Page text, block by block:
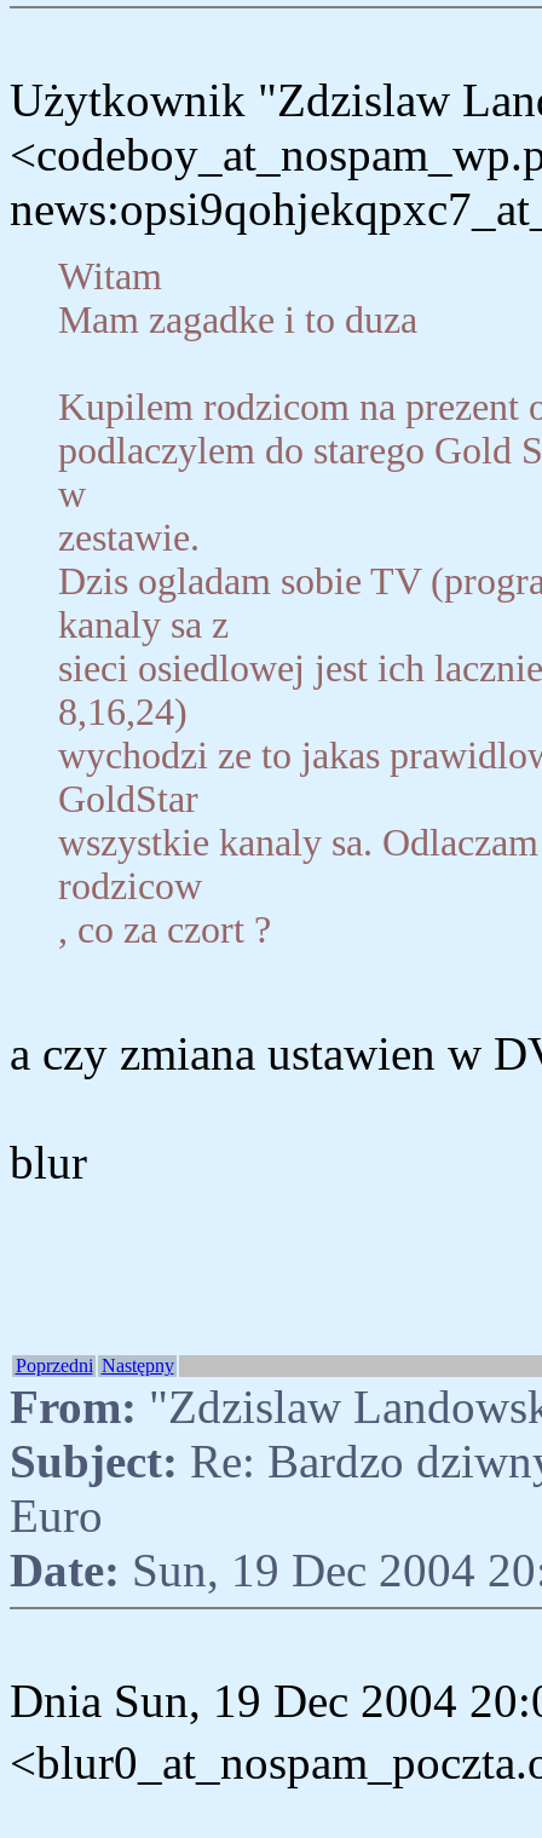
Użytkownik "Zdzislaw
Witam
Mam zagadke i to duza
Kupilem rodzicom na prezent
podlaczylem do starego Gold
w
zestawie.
Dzis ogladam sobie TV
kanaly sa z
sieci osiedlowej jest ich
8,16,24)
wychodzi ze to jakas
GoldStar
wszystkie kanaly sa.
rodzicow
, co za czort ?
a czy zmiana ustawien w
blur
Poprzedni Następny
From: "Zdzislaw
Subject: Re: Bardzo
Euro
Date: Sun, 19 Dec 2004
Dnia Sun, 19 Dec 2004